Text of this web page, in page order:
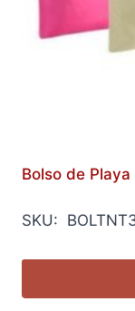
Bolso de
SKU: